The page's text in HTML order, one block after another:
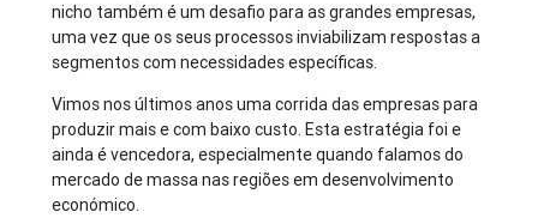
nicho também é um desafio para as grandes empresas,
uma vez que os seus processos inviabilizam respostas a
segmentos com necessidades específicas.
Vimos nos últimos anos uma corrida das empresas para
produzir mais e com baixo custo. Esta estratégia foi e
ainda é vencedora, especialmente quando falamos do
mercado de massa nas regiões em desenvolvimento
económico.